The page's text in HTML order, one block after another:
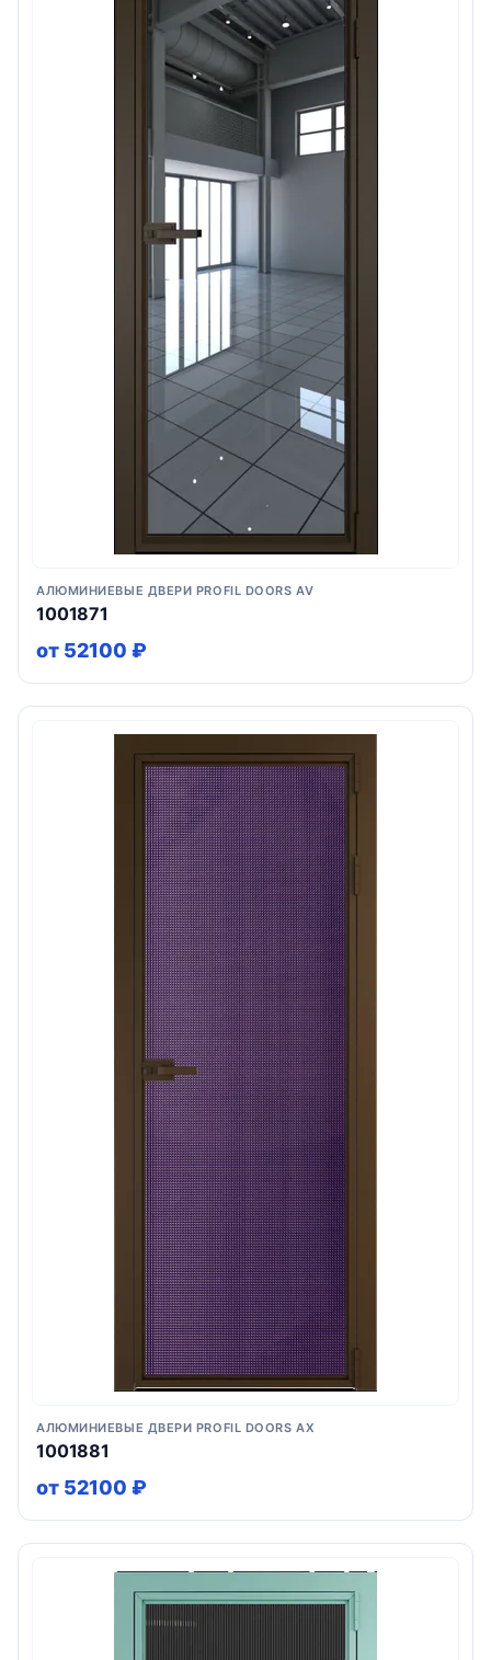
АЛЮМИНИЕВЫЕ ДВЕРИ PROFIL DOORS AV
1001871
от 52100 ₽
АЛЮМИНИЕВЫЕ ДВЕРИ PROFIL DOORS AX
1001881
от 52100 ₽